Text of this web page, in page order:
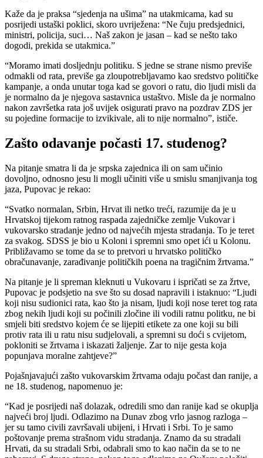
Kaže da je praksa “sjedenja na ušima” na utakmicama, kad su
posrijedi ustaški poklici, skoro uvriježena: “Ne čuju predsjednici,
ministri, policija, suci… Naš zakon je jasan – kad se nešto tako
dogodi, prekida se utakmica.”
“Moramo imati dosljednju politiku. S jedne se strane nismo previše
odmakli od rata, previše ga zloupotrebljavamo kao sredstvo političke
kampanje, a onda unutar toga kad se govori o ratu, dio ljudi misli da
je normalno da je njegova sastavnica ustaštvo. Misle da je normalno
nakon završetka rata još uvijek osigurati pravo na pozdrav ZDS jer
su pojedine formacije to izvikivale, ali to nije normalno”, ističe.
Zašto odavanje počasti 17. studenog?
Na pitanje smatra li da je srpska zajednica ili on sam učinio
dovoljno, odnosno jesu li mogli učiniti više u smislu smanjivanja tog
jaza, Pupovac je rekao:
“Svatko normalan, Srbin, Hrvat ili netko treći, razumije da je u
Hrvatskoj tijekom ratnog raspada zajedničke zemlje Vukovar i
vukovarsko stradanje jedno od najvećih mjesta stradanja. To je teret
za svakog. SDSS je bio u Koloni i spremni smo opet ići u Kolonu.
Približavamo se tome da se to pretvori u hrvatsko političko
obračunavanje, zarađivanje političkih poena na tragičnim žrtvama.”
Na pitanje je li spreman kleknuti u Vukovaru i ispričati se za žrtve,
Pupovac je podsjetio na sve što su dosad napravili i istaknuo: “Ljudi
koji nisu sudionici rata, kao što ja nisam, ljudi koji nose teret tog rata
zbog nekih ljudi koji su počinili zločine ili vodili ratnu politku, ne bi
smjeli biti sredstvo kojem će se lijepiti etikete za one koji su bili
protiv rata ili u ratu nisu sudjelovali, a spremni su doći s cvijetom,
pokloniti se žrtvama i iskazati žaljenje. Zar to nije gesta koja
popunjava moralne zahtjeve?”
Pojašnjavajući zašto vukovarskim žrtvama odaju počast dan ranije, a
ne 18. studenog, napomenuo je:
“Kad je posrijedi naš dolazak, odredili smo dan ranije kad se okuplja
najveći broj ljudi. Odlazimo na Dunav zbog vrlo jasnog razloga –
jer su tamo civili završavali ubijeni, i Hrvati i Srbi. To je samo
poštovanje prema strašnom vidu stradanja. Znamo da su stradali
Hrvati, da su stradali Srbi, odabrali smo to kao način da se to ne